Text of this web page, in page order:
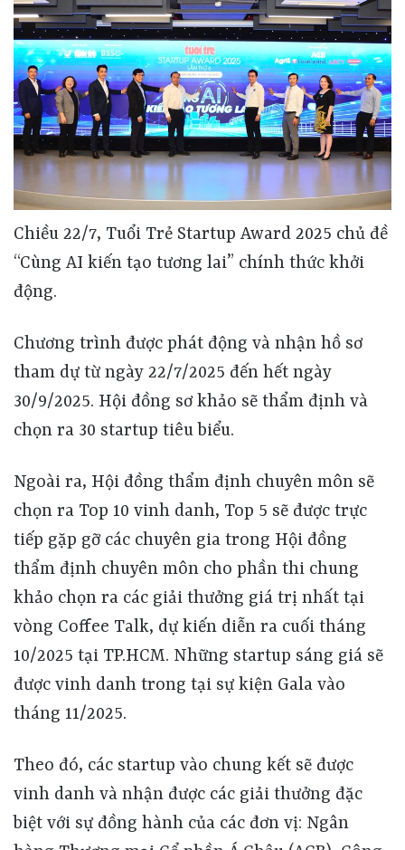
Chiều 22/7, Tuổi Trẻ Startup Award 2025 chủ đề
“Cùng AI kiến tạo tương lai” chính thức khởi
động.
Chương trình được phát động và nhận hồ sơ
tham dự từ ngày 22/7/2025 đến hết ngày
30/9/2025. Hội đồng sơ khảo sẽ thẩm định và
chọn ra 30 startup tiêu biểu.
Ngoài ra, Hội đồng thẩm định chuyên môn sẽ
chọn ra Top 10 vinh danh, Top 5 sẽ được trực
tiếp gặp gỡ các chuyên gia trong Hội đồng
thẩm định chuyên môn cho phần thi chung
khảo chọn ra các giải thưởng giá trị nhất tại
vòng Coffee Talk, dự kiến diễn ra cuối tháng
10/2025 tại TP.HCM. Những startup sáng giá sẽ
được vinh danh trong tại sự kiện Gala vào
tháng 11/2025.
Theo đó, các startup vào chung kết sẽ được
vinh danh và nhận được các giải thưởng đặc
biệt với sự đồng hành của các đơn vị: Ngân